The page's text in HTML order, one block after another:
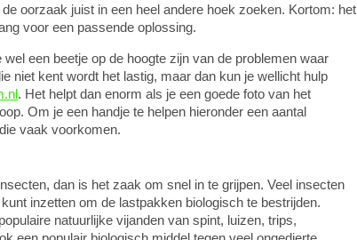
oorzaak juist in een heel andere hoek zoeken. Kortom: het
voor een passende oplossing.
een beetje op de hoogte zijn van de problemen waar
niet kent wordt het lastig, maar dan kun je wellicht hulp
. Het helpt dan enorm als je een goede foto van het
Om je een handje te helpen hieronder een aantal
vaak voorkomen.
dan is het zaak om snel in te grijpen. Veel insecten
inzetten om de lastpakken biologisch te bestrijden.
natuurlijke vijanden van spint, luizen, trips,